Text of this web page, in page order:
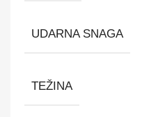
UDARNA SNAGA
TEŽINA